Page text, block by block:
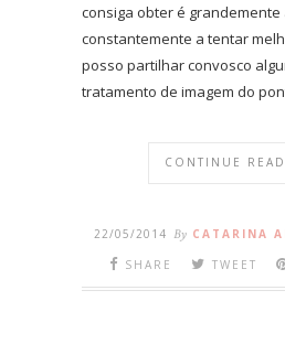
consiga obter é grandemente
constantemente a tentar
posso partilhar convosco
tratamento de imagem do
CONTINUE
22/05/2014 By CATARINA
SHARE
TWEET